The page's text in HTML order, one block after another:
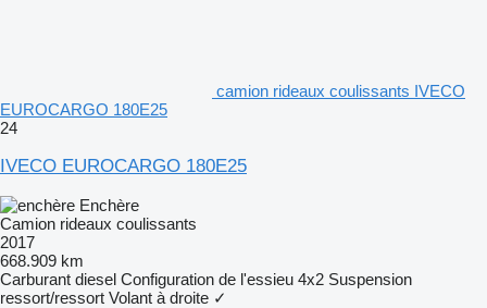
camion rideaux coulissants IVECO
EUROCARGO 180E25
24
IVECO EUROCARGO 180E25
Enchère
Camion rideaux coulissants
2017
668.909 km
Carburant diesel Configuration de l'essieu 4x2 Suspension
ressort/ressort Volant à droite ✓